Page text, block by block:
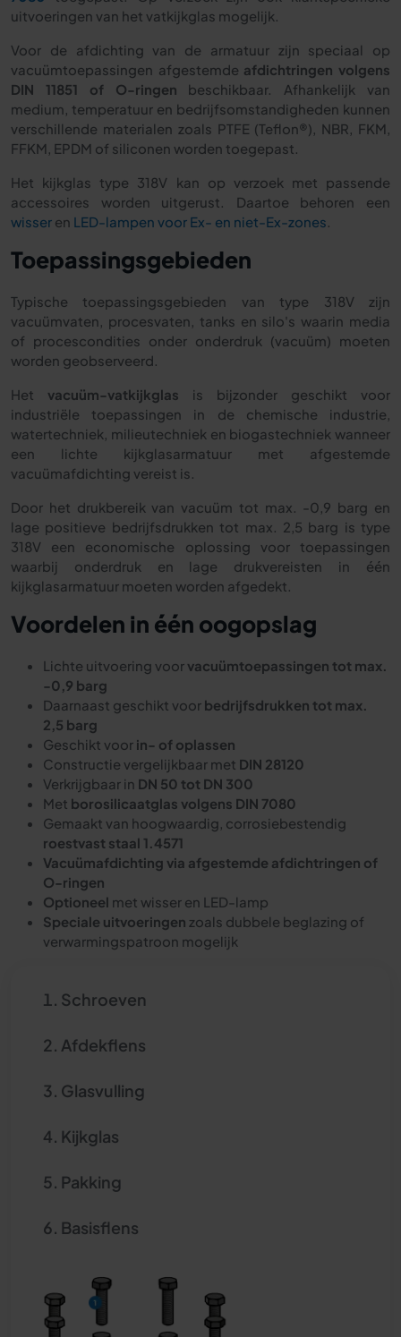
uitvoeringen van het vatkijkglas mogelijk.
Voor de afdichting van de armatuur zijn speciaal op
vacuümtoepassingen afgestemde afdichtringen volgens
DIN 11851 of O-ringen beschikbaar. Afhankelijk van
medium, temperatuur en bedrijfsomstandigheden kunnen
verschillende materialen zoals PTFE (Teflon®), NBR, FKM,
FFKM, EPDM of siliconen worden toegepast.
Het kijkglas type 318V kan op verzoek met passende
accessoires worden uitgerust. Daartoe behoren een
wisser en LED-lampen voor Ex- en niet-Ex-zones
Toepassingsgebieden
Typische toepassingsgebieden van type 318V zijn
vacuümvaten, procesvaten, tanks en silo's waarin media
of procescondities onder onderdruk (vacuüm) moeten
worden geobserveerd.
Het vacuüm-vatkijkglas is bijzonder geschikt voor
industriële toepassingen in de chemische industrie,
watertechniek, milieutechniek en biogastechniek wanneer
een lichte kijkglasarmatuur met afgestemde
vacuümafdichting vereist is.
Door het drukbereik van vacuüm tot max. -0,9 barg en
lage positieve bedrijfsdrukken tot max. 2,5 barg is type
318V een economische oplossing voor toepassingen
waarbij onderdruk en lage drukvereisten in één
kijkglasarmatuur moeten worden afgedekt.
Voordelen in één oogopslag
Lichte uitvoering voor vacuümtoepassingen tot max.
-0,9 barg
Daarnaast geschikt voor bedrijfsdrukken tot max.
2,5 barg
Geschikt voor in- of oplassen
Constructie vergelijkbaar met DIN 28120
Verkrijgbaar in DN 50 tot DN 300
Met borosilicaatglas volgens DIN 7080
Gemaakt van hoogwaardig, corrosiebestendig
roestvast staal 1.4571
Vacuümafdichting via afgestemde afdichtringen of
O-ringen
Optioneel met wisser en LED-lamp
Speciale uitvoeringen zoals dubbele beglazing of
verwarmingspatroon mogelijk
Schroeven
Afdekflens
Glasvulling
Kijkglas
Pakking
Basisflens